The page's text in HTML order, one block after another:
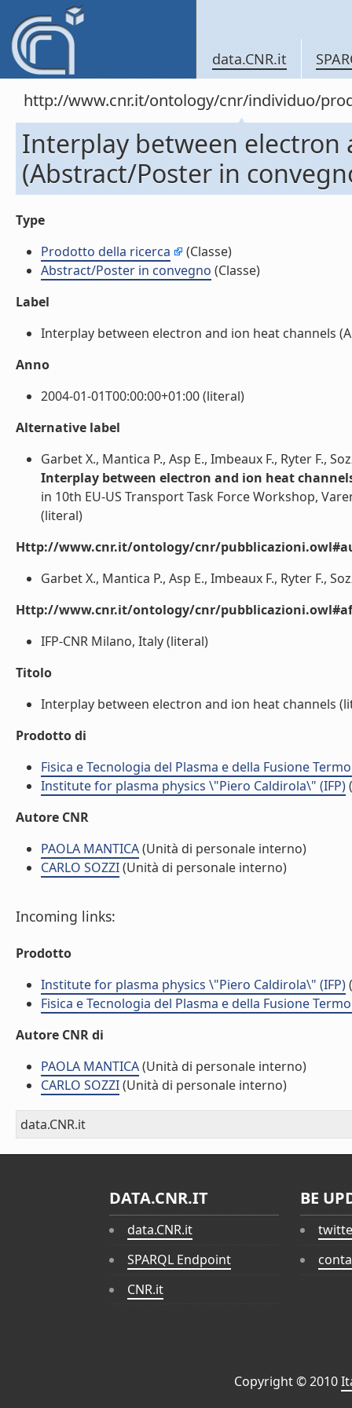
data.CNR.it
http://www.cnr.it/ontology/cnr/individuo/
Interplay between electron
(Abstract/Poster in
Type
Prodotto della ricerca
(Classe)
Abstract/Poster in convegno (Classe)
Label
Interplay between electron and ion heat channels
Anno
2004-01-01T00:00:00+01:00 (literal)
Alternative label
Garbet X., Mantica P., Asp E., Imbeaux F., Ryter F.,
Interplay between electron and ion heat
in 10th EU-US Transport Task Force Workshop,
(literal)
Http://www.cnr.it/ontology/cnr/
Garbet X., Mantica P., Asp E., Imbeaux F., Ryter F.,
Http://www.cnr.it/ontology/cnr/
IFP-CNR Milano, Italy (literal)
Titolo
Interplay between electron and ion heat channels
Prodotto di
Fisica e Tecnologia del Plasma e della Fusione
Institute for plasma physics \"Piero Caldirola\" (IFP)
Autore CNR
PAOLA MANTICA(Unità di personale interno)
CARLO SOZZI(Unità di personale interno)
Incoming links:
Prodotto
Institute for plasma physics \"Piero Caldirola\" (IFP)
Fisica e Tecnologia del Plasma e della Fusione
Autore CNR di
PAOLA MANTICA(Unità di personale interno)
CARLO SOZZI(Unità di personale interno)
data.CNR.it
DATA.CNR.IT
data.CNR.it
SPARQL Endpoint
CNR.it
BE
Copyright © 2010